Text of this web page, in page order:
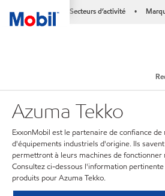
Secteurs d’activité •
Azuma Tekko
ExxonMobil est le partenaire de confiance
d'équipements industriels d'origine. Ils
permettront à leurs machines de fonctionner
Consultez ci-dessous l'information
produits pour Azuma Tekko.